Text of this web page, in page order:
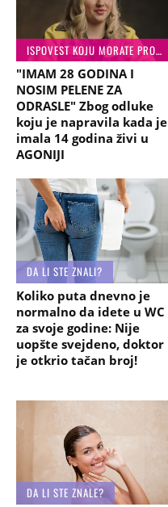
ISPOVEST KOJU MORATE PROČITATI
"IMAM 28 GODINA I
NOSIM PELENE ZA
ODRASLE" Zbog odluke
koju je napravila kada je
imala 14 godina živi u
AGONIJI
DA LI STE ZNALI?
Koliko puta dnevno je
normalno da idete u WC
za svoje godine: Nije
uopšte svejdeno, doktor
je otkrio tačan broj!
DA LI STE ZNALE?